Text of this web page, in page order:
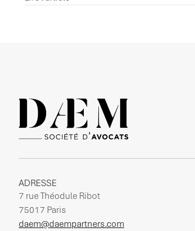
ADRESSE
7 rue Théodule Ribot
75017 Paris
daem@daempartners.com